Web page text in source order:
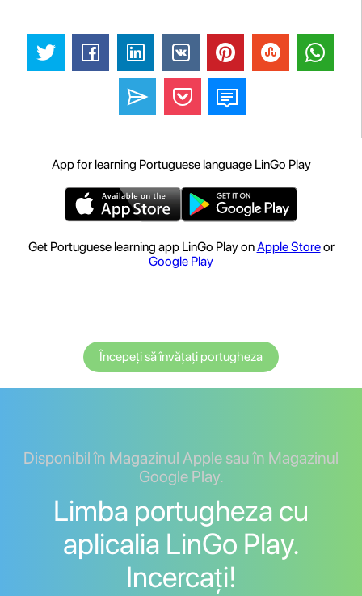
App for learning Portuguese language LinGo Play
Get Portuguese learning app LinGo Play onApple Storeor
Google Play
Începeți să învățați portugheza
Disponibil în Magazinul Apple sau în Magazinul
Google Play.
Limba portugheza cu
aplicalia LinGo Play.
Incercați!